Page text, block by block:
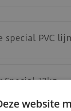
vloer bij jou
special PVC
Special 12kg
website